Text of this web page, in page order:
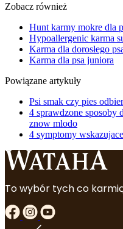
Zobacz również
Hunt karmy mokre dla
Hypoallergenic karma
Karma dla dorosłego
Karma dla psa juniora
Powiązane artykuły
Psi smak czy pies
4 sprawdzone sposoby
znow mlodo
4 symptomy
To wybór tych co